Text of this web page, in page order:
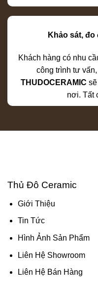
Khảo sát,
Khách hàng có nhu
công trình tư
THUDOCERAMIC
nơi. Tất
Thủ Đô Ceramic
Giới Thiệu
Tin Tức
Hình Ảnh Sản Phẩm
Liên Hệ Showroom
Liên Hệ Bán Hàng